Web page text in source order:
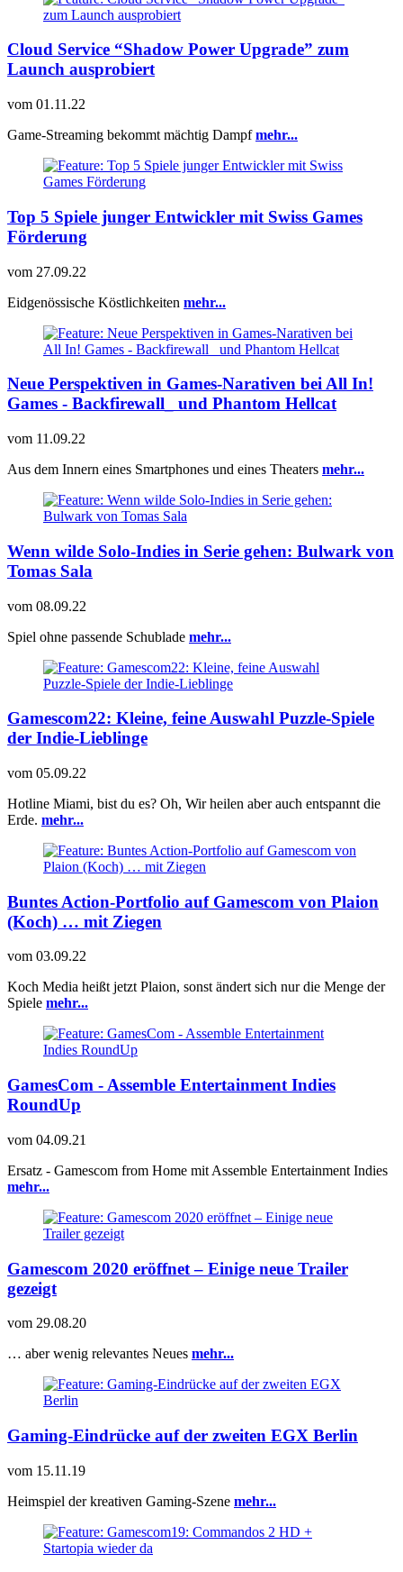
Cloud Service “Shadow Power Upgrade” zum
Launch ausprobiert
vom 01.11.22
Game-Streaming bekommt mächtig Dampfmehr...
Top 5 Spiele junger Entwickler mit Swiss Games
Förderung
vom 27.09.22
Eidgenössische Köstlichkeiten mehr...
Neue Perspektiven in Games-Narativen bei All In!
Games - Backfirewall_ und Phantom Hellcat
vom 11.09.22
Aus dem Innern eines Smartphones und eines Theaters mehr...
Wenn wilde Solo-Indies in Serie gehen: Bulwark von
Tomas Sala
vom 08.09.22
Spiel ohne passende Schublade mehr...
Gamescom22: Kleine, feine Auswahl Puzzle-Spiele
der Indie-Lieblinge
vom 05.09.22
Hotline Miami, bist du es? Oh, Wir heilen aber auch entspannt die
Erde. mehr...
Buntes Action-Portfolio auf Gamescom von Plaion
(Koch) … mit Ziegen
vom 03.09.22
Koch Media heißt jetzt Plaion, sonst ändert sich nur die Menge der
Spiele mehr...
GamesCom - Assemble Entertainment Indies
RoundUp
vom 04.09.21
Ersatz - Gamescom from Home mit Assemble Entertainment Indies
mehr...
Gamescom 2020 eröffnet – Einige neue Trailer
gezeigt
vom 29.08.20
… aber wenig relevantes Neues mehr...
Gaming-Eindrücke auf der zweiten EGX Berlin
vom 15.11.19
Heimspiel der kreativen Gaming-Szene mehr...